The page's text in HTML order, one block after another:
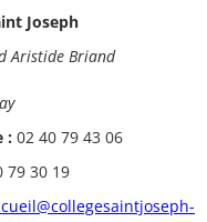
Joseph
Aristide Briand
: 02 40 79 43 06
79 30 19